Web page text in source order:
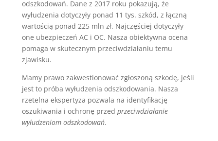
odszkodowań. Dane z 2017 roku pokazują, że
wyłudzenia dotyczyły ponad 11 tys. szkód, z łączną
wartością ponad 225 mln zł. Najczęściej dotyczyły
one ubezpieczeń AC i OC. Nasza obiektywna ocena
pomaga w skutecznym przeciwdziałaniu temu
zjawisku.
Mamy prawo zakwestionować zgłoszoną szkodę, jeśli
jest to próba wyłudzenia odszkodowania. Nasza
rzetelna ekspertyza pozwala na identyfikację
oszukiwania i ochronę przed przeciwdziałanie
wyłudzeniom odszkodowań.